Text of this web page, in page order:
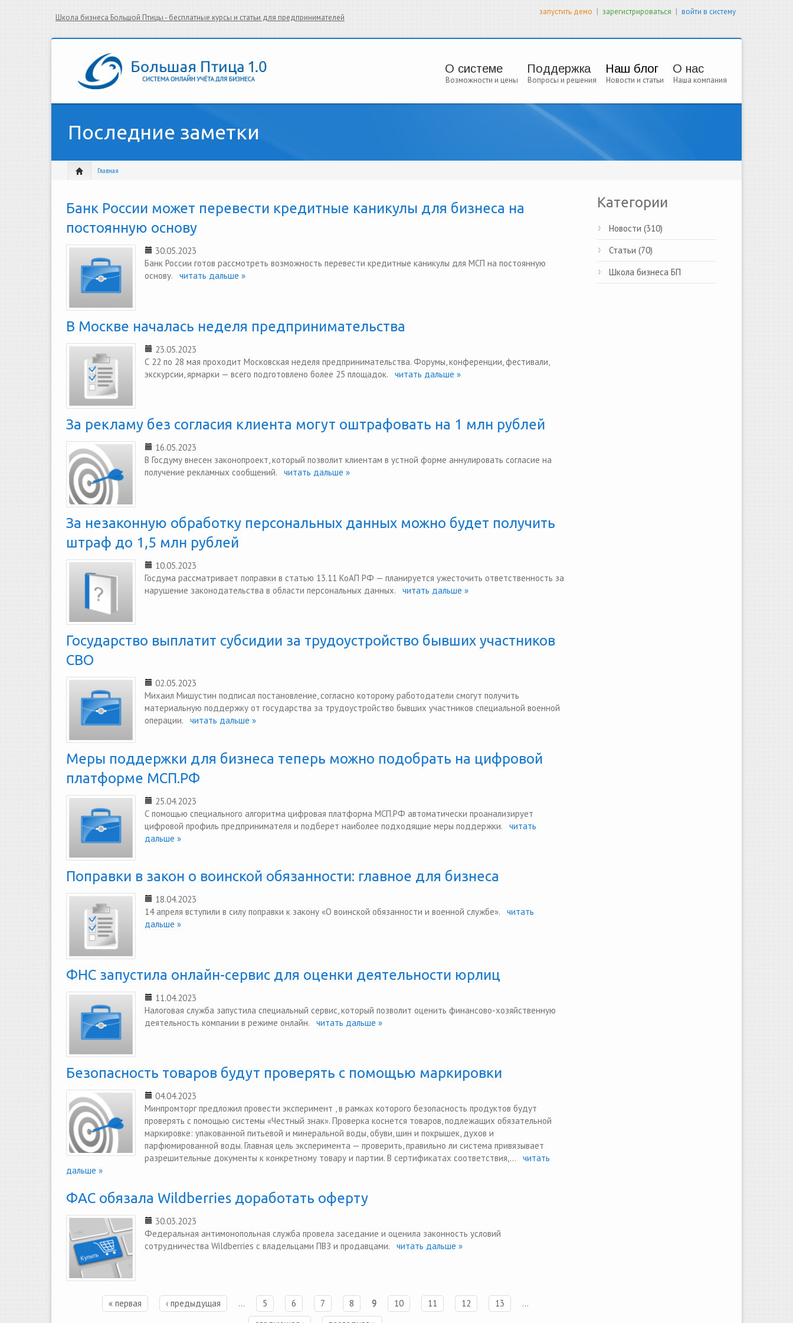
Школа бизнеса Большой Птицы - бесплатные курсы и статьи для предпринимателей
запустить демо | зарегистрироваться | войти в систему
О системе
Возможности и цены
Поддержка
Вопросы и решения
Наш блог
Новости и статьи
О нас
Наша компания
Последние заметки
Главная
Банк России может перевести кредитные каникулы для бизнеса на
постоянную основу
30.05.2023
Банк России готов рассмотреть возможность перевести кредитные каникулы для МСП на постоянную
основу. читать дальше »
В Москве началась неделя предпринимательства
23.05.2023
С 22 по 28 мая проходит Московская неделя предпринимательства. Форумы, конференции, фестивали,
экскурсии, ярмарки — всего подготовлено более 25 площадок. читать дальше »
За рекламу без согласия клиента могут оштрафовать на 1 млн рублей
16.05.2023
В Госдуму внесен законопроект, который позволит клиентам в устной форме аннулировать согласие на
получение рекламных сообщений. читать дальше »
За незаконную обработку персональных данных можно будет получить
штраф до 1,5 млн рублей
10.05.2023
Госдума рассматривает поправки в статью 13.11 КоАП РФ — планируется ужесточить ответственность за
нарушение законодательства в области персональных данных. читать дальше »
Государство выплатит субсидии за трудоустройство бывших участников
СВО
02.05.2023
Михаил Мишустин подписал постановление, согласно которому работодатели смогут получить
материальную поддержку от государства за трудоустройство бывших участников специальной военной
операции. читать дальше »
Меры поддержки для бизнеса теперь можно подобрать на цифровой
платформе МСП.РФ
25.04.2023
С помощью специального алгоритма цифровая платформа МСП.РФ автоматически проанализирует
цифровой профиль предпринимателя и подберет наиболее подходящие меры поддержки. читать
дальше »
Поправки в закон о воинской обязанности: главное для бизнеса
18.04.2023
14 апреля вступили в силу поправки к закону «О воинской обязанности и военной службе». читать
дальше »
ФНС запустила онлайн-сервис для оценки деятельности юрлиц
11.04.2023
Налоговая служба запустила специальный сервис, который позволит оценить финансово-хозяйственную
деятельность компании в режиме онлайн. читать дальше »
Безопасность товаров будут проверять с помощью маркировки
04.04.2023
Минпромторг предложил провести эксперимент , в рамках которого безопасность продуктов будут
проверять с помощью системы «Честный знак». Проверка коснется товаров, подлежащих обязательной
маркировке: упакованной питьевой и минеральной воды, обуви, шин и покрышек, духов и
парфюмированной воды. Главная цель эксперимента — проверить, правильно ли система привязывает
разрешительные документы к конкретному товару и партии. В сертификатах соответствия,... читать
дальше »
ФАС обязала Wildberries доработать оферту
30.03.2023
Федеральная антимонопольная служба провела заседание и оценила законность условий
сотрудничества Wildberries с владельцами ПВЗ и продавцами. читать дальше »
Страницы
« первая ‹ предыдущая … 5 6 7 8 9 10 11 12 13
…
Категории
Новости (310)
Статьи (70)
Школа бизнеса БП